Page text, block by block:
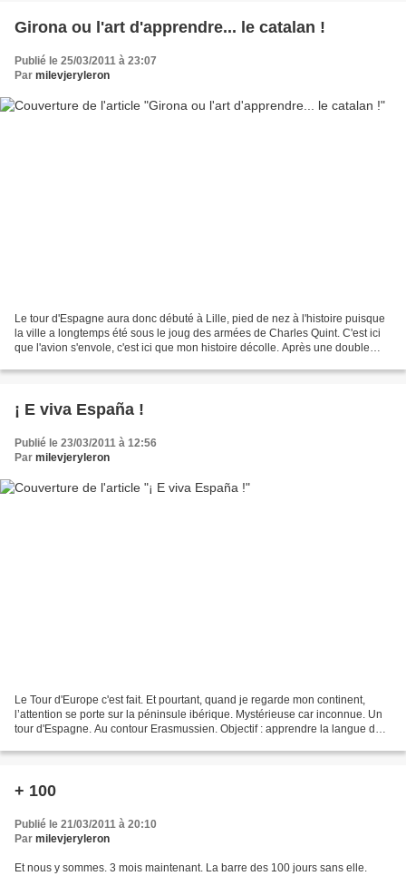
Girona ou l'art d'apprendre... le catalan !
Publié le 25/03/2011 à 23:07
Par milevjeryleron
Le tour d'Espagne aura donc débuté à Lille, pied de nez à l'histoire puisque
la ville a longtemps été sous le joug des armées de Charles Quint. C'est ici
que l'avion s'envole, c'est ici que mon histoire décolle. Après une double
¡ E viva España !
Publié le 23/03/2011 à 12:56
Par milevjeryleron
Le Tour d'Europe c'est fait. Et pourtant, quand je regarde mon continent,
l’attention se porte sur la péninsule ibérique. Mystérieuse car inconnue. Un
tour d'Espagne. Au contour Erasmussien. Objectif : apprendre la langue de
+ 100
Publié le 21/03/2011 à 20:10
Par milevjeryleron
Et nous y sommes. 3 mois maintenant. La barre des 100 jours sans elle.